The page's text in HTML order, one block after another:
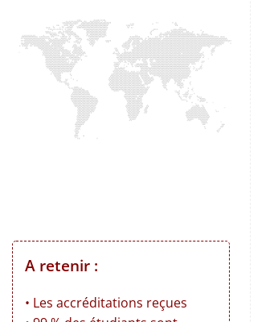
A retenir :
• Les accréditations reçues